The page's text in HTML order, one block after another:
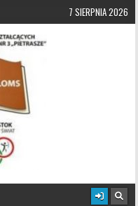
7 SIERPNIA 2026